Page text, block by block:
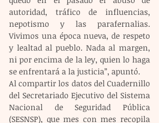
autoridad, tráfico de influencias,
nepotismo y las parafernalias.
Vivimos una época nueva, de respeto
y lealtad al pueblo. Nada al margen,
ni por encima de la ley, quien lo haga
se enfrentará a la justicia”, apuntó.
Al compartir los datos del Cuadernillo
del Secretariado Ejecutivo del Sistema
Nacional de Seguridad Pública
(SESNSP), que mes con mes recopila